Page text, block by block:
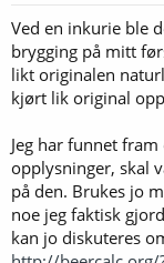
Ved en inkurie ble
brygging på mitt
likt originalen
kjørt lik original
Jeg har funnet
opplysninger, skal
på den. Brukes jo
noe jeg faktisk
kan jo diskuteres